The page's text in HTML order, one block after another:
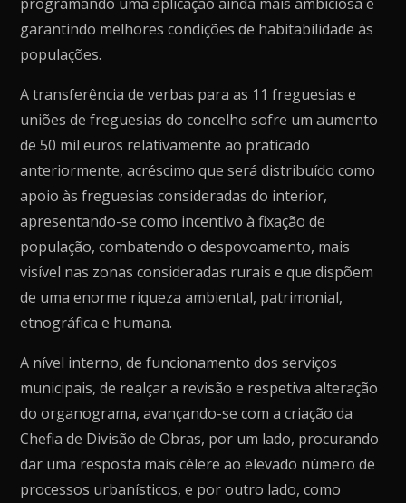
garantindo melhores condições de habitabilidade às
populações.
A transferência de verbas para as 11 freguesias e
uniões de freguesias do concelho sofre um aumento
de 50 mil euros relativamente ao praticado
anteriormente, acréscimo que será distribuído como
apoio às freguesias consideradas do interior,
apresentando-se como incentivo à fixação de
população, combatendo o despovoamento, mais
visível nas zonas consideradas rurais e que dispõem
de uma enorme riqueza ambiental, patrimonial,
etnográfica e humana.
A nível interno, de funcionamento dos serviços
municipais, de realçar a revisão e respetiva alteração
do organograma, avançando-se com a criação da
Chefia de Divisão de Obras, por um lado, procurando
dar uma resposta mais célere ao elevado número de
processos urbanísticos, e por outro lado, como